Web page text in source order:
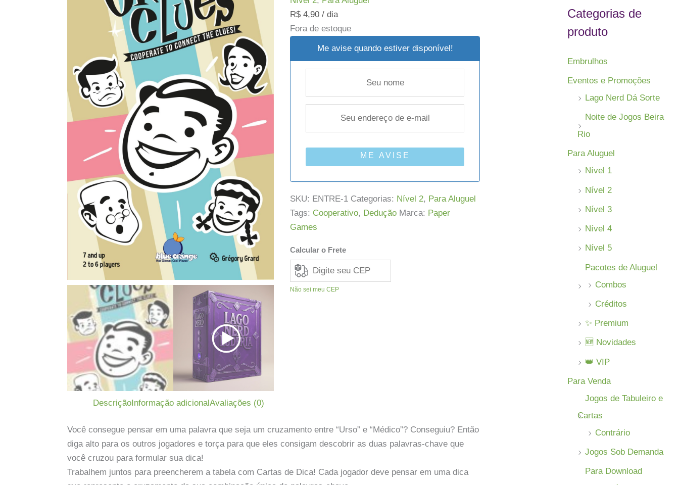
R$4,90 / dia
Fora de estoque
Me avise quando estiver disponível!
ME AVISE
SKU: ENTRE-1 Categorias: Nível 2, Para Aluguel
Tags: Cooperativo, Dedução Marca: Paper
Games
Calcular o Frete
Não sei meu CEP
DescriçãoInformação adicionalAvaliações (0)
Você consegue pensar em uma palavra que seja um cruzamento entre “Urso” e “Médico”? Conseguiu? Então
diga alto para os outros jogadores e torça para que eles consigam descobrir as duas palavras-chave que
você cruzou para formular sua dica!
Trabalhem juntos para preencherem a tabela com Cartas de Dica! Cada jogador deve pensar em uma dica
s
p
o
Categorias de
produto
Embrulhos
Eventos e Promoções
Lago Nerd Dá Sorte
Noite de Jogos Beira
Rio
Para Aluguel
Nível 1
Nível 2
Nível 3
Nível 4
Nível 5
Pacotes de Aluguel
Combos
Créditos
✨ Premium
🆕 Novidades
👑 VIP
Para Venda
Jogos de Tabuleiro e
Cartas
Contrário
Jogos Sob Demanda
Para Download